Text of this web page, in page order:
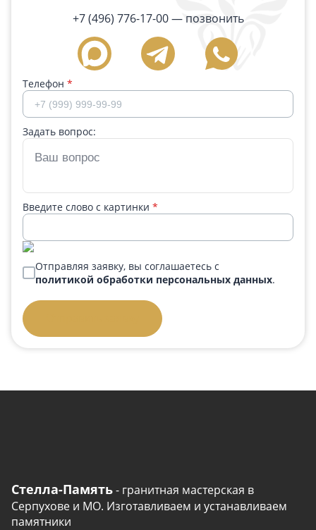
+7 (496) 776-17-00— позвонить
Телефон *
Задать вопрос:
Введите слово с картинки *
Отправляя заявку, вы соглашаетесь с
политикой обработки персональных данных.
Стелла-Память- гранитная мастерская в
Серпухове и МО. Изготавливаем и устанавливаем
памятники